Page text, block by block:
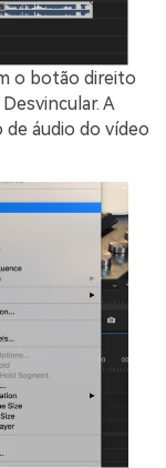
o botão direito
A
áudio do vídeo